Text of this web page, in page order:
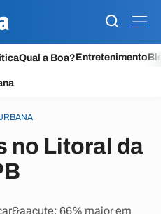
Qual a Boa?Entretenimento
no Litoral da
66% maior em